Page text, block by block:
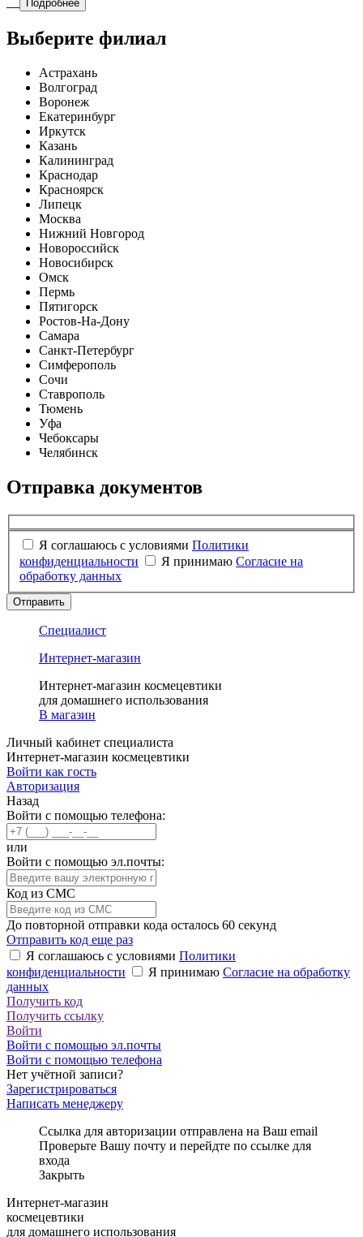
Подробнее
Выберите филиал
Астрахань
Волгоград
Воронеж
Екатеринбург
Иркутск
Казань
Калининград
Краснодар
Красноярск
Липецк
Москва
Нижний Новгород
Новороссийск
Новосибирск
Омск
Пермь
Пятигорск
Ростов-На-Дону
Самара
Санкт-Петербург
Симферополь
Сочи
Ставрополь
Тюмень
Уфа
Чебоксары
Челябинск
Отправка документов
Я соглашаюсь с условиями Политики
конфиденциальности
Я принимаю Согласие на
обработку данных
Отправить
Специалист
Интернет-магазин
Интернет-магазин космецевтики
для домашнего использования
В магазин
Личный кабинет специалиста
Интернет-магазин космецевтики
Войти как гость
Авторизация
Назад
Войти с помощью телефона:
или
Войти с помощью эл.почты:
Код из СМС
До повторной отправки кода осталось 60 секунд
Отправить код еще раз
Я соглашаюсь с условиями Политики
конфиденциальности
Я принимаю Согласие на обработку
данных
Получить код
Получить ссылку
Войти
Войти с помощью эл.почты
Войти с помощью телефона
Нет учётной записи?
Зарегистрироваться
Написать менеджеру
Ссылка для авторизации отправлена на Ваш email
Проверьте Вашу почту и перейдте по ссылке для
входа
Закрыть
Интернет-магазин
космецевтики
для домашнего использования